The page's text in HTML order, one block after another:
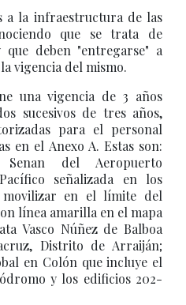
a la infraestructura de las
que se trata de
que deben "entregarse" a
vigencia del mismo.
una vigencia de 3 años
sucesivos de tres años,
para el personal
en el Anexo A. Estas son:
del Aeropuerto
señalizada en los
movilizar en el límite del
línea amarilla en el mapa
Vasco Núñez de Balboa
Distrito de Arraiján;
en Colón que incluye el
y los edificios 202-